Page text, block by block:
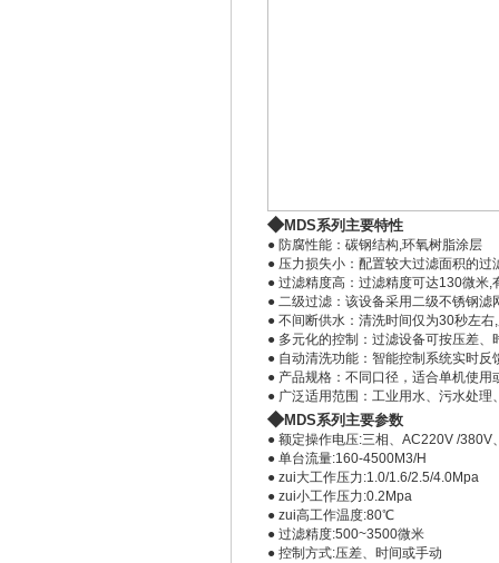
◆MDS系列 主要特性
● 防腐性能：碳钢结构,环氧树脂涂层
● 压力损失小：配置较大过滤面积的过
● 过滤精度高：过滤精度可达130微米,
● 二级过滤：该设备采用二级不锈钢
● 不间断供水：清洗时间仅为30秒左
● 多元化的控制：过滤设备可按压差
● 自动清洗功能：智能控制系统实时
● 产品规格：不同口径，适合单机使
● 广泛适用范围：工业用水、污水处理
◆MDS系列 主要参数
● 额定操作电压:三相、AC220V /380V
● 单台流量:160-4500M3/H
● zui大工作压力:1.0/1.6/2.5/4.0Mpa
● zui小工作压力:0.2Mpa
● zui高工作温度:80℃
● 过滤精度:500~3500微米
● 控制方式:压差、时间或手动